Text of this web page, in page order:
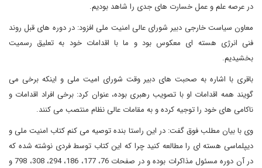
در عرصه علم و عمل خسارت های جدی را شاهد بودیم.
معاون سیاست خارجی دبیر شورای عالی امنیت ملی افزود: در دوره های قبل روند
فنی انرژی هسته ای معکوس بود و ما با اقدامات خود به تعلیق رسمیت
بخشیدیم.
باقری با اشاره به صحبت های دبیر وقت شورای امیت ملی و اینکه برخی می
گویند همه اقدامات او با تصویب رهبری بوده، عنوان کرد: برخی افراد اقدامات و
ناکامی های خود را توجیه کرده و به مقامات عالی نظام منتصب می کنند.
وی با بیان مطلب فوق گفت: در این راستا بنده توصیه می کنم کتاب امنیت ملی و
دیپلماسی هسته ای را مطالعه کنید چرا که این کتاب توسط فردی نوشته شده که
در آن دوره مسئول مذاکرات بوده و در صفحات 76، 177، 186، 294، 308، 798 و